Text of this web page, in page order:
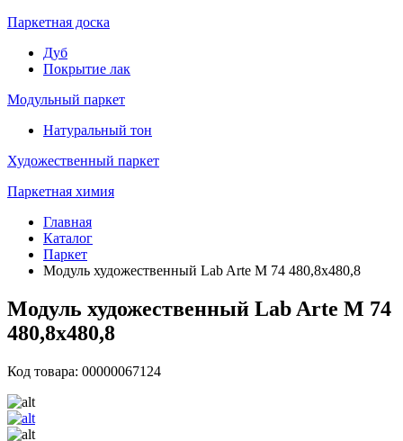
Паркетная доска
Дуб
Покрытие лак
Модульный паркет
Натуральный тон
Художественный паркет
Паркетная химия
Главная
Каталог
Паркет
Модуль художественный Lab Arte М 74 480,8х480,8
Модуль художественный Lab Arte М 74
480,8х480,8
Код товара: 00000067124